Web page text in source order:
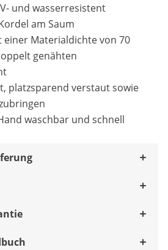
und wasserresistent
am Saum
einer Materialdichte von 70
genähten
platzsparend verstaut sowie
waschbar und schnell